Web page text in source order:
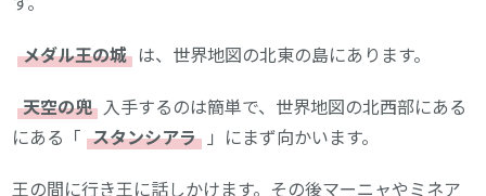
メダル王の城 は、世界地図の北東の島にあります。
天空の兜 入手するのは簡単で、世界地図の北西部にある
にある「 スタンシアラ 」にまず向かいます。
王の間に行き王に話しかけます。その後マーニャやミネア